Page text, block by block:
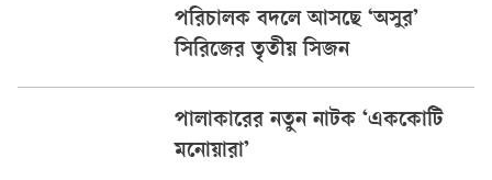
পরিচালক বদলে আসছে ‘অসুর’
সিরিজের তৃতীয় সিজন
পালাকারের নতুন নাটক ‘এককোটি
মনোয়ারা’